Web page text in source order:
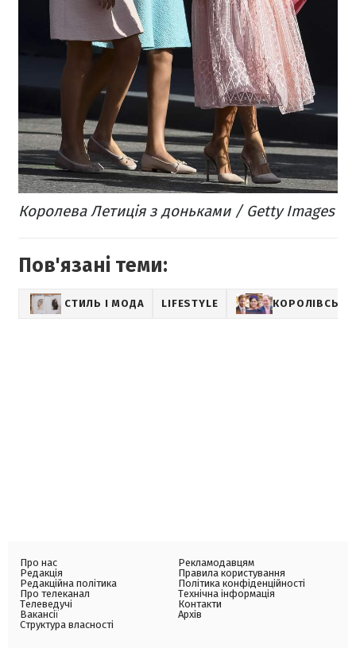
Королева Летиція з доньками / Getty Images
Пов'язані теми:
СТИЛЬ І МОДА LIFESTYLE КОРОЛІВСЬКА
Про нас
Редакція
Редакційна політика
Про телеканал
Телеведучі
Вакансії
Структура власності
Рекламодавцям
Правила користування
Політика конфіденційності
Технічна інформація
Контакти
Архів